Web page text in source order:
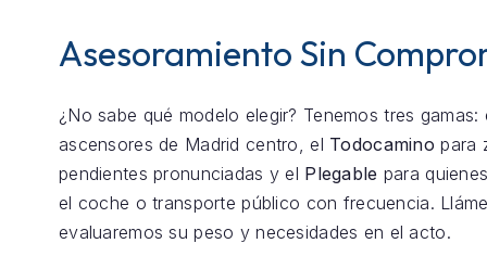
Asesoramiento Sin
¿No sabe qué modelo elegir? Tenemos tres
ascensores de Madrid centro, el Todocamino para
pendientes pronunciadas y el Plegable para
el coche o transporte público con frecuencia.
evaluaremos su peso y necesidades en el acto.